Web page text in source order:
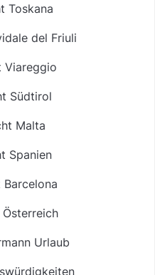
Toskana
del Friuli
Viareggio
Südtirol
Malta
Spanien
Barcelona
Urlaub